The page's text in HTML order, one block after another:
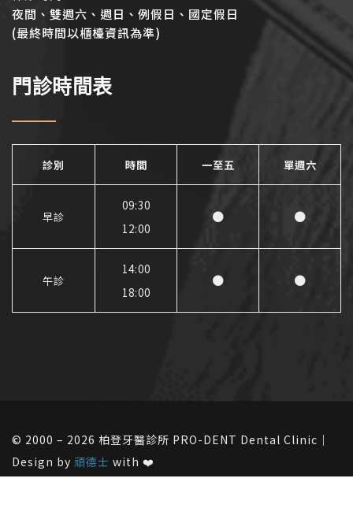
夜間、雙週六、週日、例假日、國定假日
(最終時間以櫃檯資訊為準)
門診時間表
診別 時間 一至五 單週六
早診
09:30
12:00
● ●
午診
14:00
18:00
● ●
© 2000 – 2026 柏登牙醫診所 PRO-DENT Dental Clinic｜
Design by 頑德士 with ❤️